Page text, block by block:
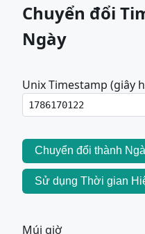
Chuyển đổi
Ngày
Unix Timestamp (giây
Chuyển đổi thành
Sử dụng Thời gian
Múi giờ